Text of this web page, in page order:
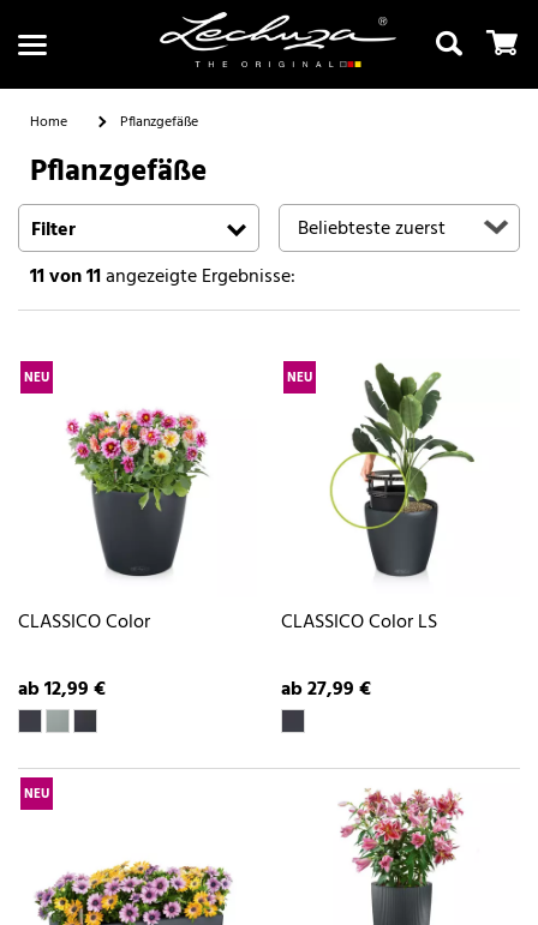
Suchen
Home Pflanzgefäße
Pflanzgefäße
Filter
11von 11angezeigte Ergebnisse:
NEU
CLASSICO Color
ab 12,99 €
NEU
CLASSICO Color LS
ab 27,99 €
NEU